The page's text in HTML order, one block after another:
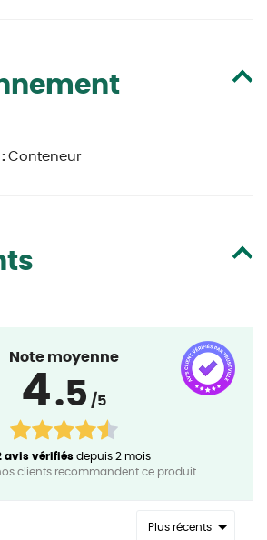
Conteneur
Note moyenne
4.5 /5
avis vérifiés depuis 2 mois
clients recommandent ce produit
Plus récents